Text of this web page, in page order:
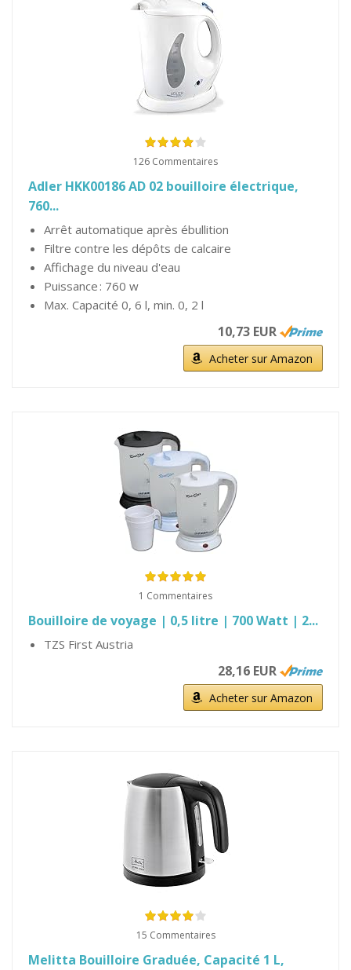
126 Commentaires
Adler HKK00186 AD 02 bouilloire électrique,
760...
Arrêt automatique après ébullition
Filtre contre les dépôts de calcaire
Affichage du niveau d'eau
Puissance : 760 w
Max. Capacité 0, 6 l, min. 0, 2 l
10,73 EUR
Acheter sur Amazon
1 Commentaires
Bouilloire de voyage | 0,5 litre | 700 Watt | 2...
TZS First Austria
28,16 EUR
Acheter sur Amazon
15 Commentaires
Melitta Bouilloire Graduée, Capacité 1 L,